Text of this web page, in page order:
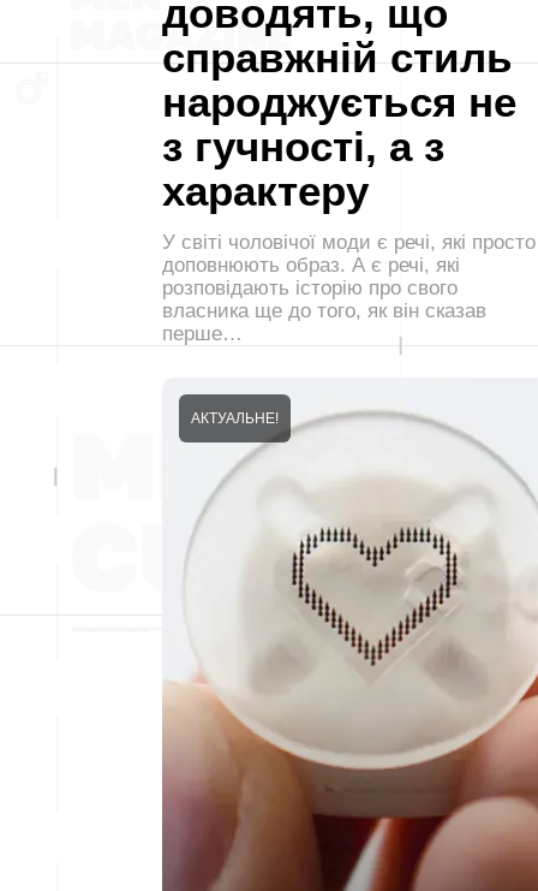
доводять, що
справжній стиль
народжується не
з гучності, а з
характеру
У світі чоловічої моди є речі, які просто
доповнюють образ. А є речі, які
розповідають історію про свого
власника ще до того, як він сказав
перше…
АКТУАЛЬНЕ!